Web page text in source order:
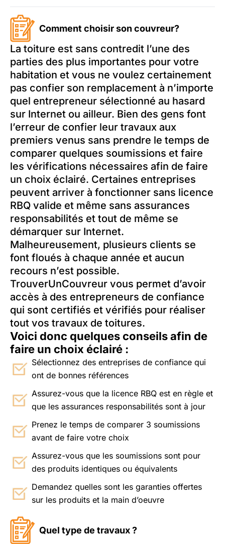
Comment choisir son couvreur?
La toiture est sans contredit l’une des
parties des plus importantes pour votre
habitation et vous ne voulez certainement
pas confier son remplacement à n’importe
quel entrepreneur sélectionné au hasard
sur Internet ou ailleur. Bien des gens font
l’erreur de confier leur travaux aux
premiers venus sans prendre le temps de
comparer quelques soumissions et faire
les vérifications nécessaires afin de faire
un choix éclairé. Certaines entreprises
peuvent arriver à fonctionner sans licence
RBQ valide et même sans assurances
responsabilités et tout de même se
démarquer sur Internet.
Malheureusement, plusieurs clients se
font floués à chaque année et aucun
recours n’est possible.
TrouverUnCouvreur vous permet d’avoir
accès à des entrepreneurs de confiance
qui sont certifiés et vérifiés pour réaliser
tout vos travaux de toitures.
Voici donc quelques conseils afin de
faire un choix éclairé :
Sélectionnez des entreprises de confiance qui
ont de bonnes références
Assurez-vous que la licence RBQ est en règle et
que les assurances responsabilités sont à jour
Prenez le temps de comparer 3 soumissions
avant de faire votre choix
Assurez-vous que les soumissions sont pour
des produits identiques ou équivalents
Demandez quelles sont les garanties offertes
sur les produits et la main d’oeuvre
Quel type de travaux ?